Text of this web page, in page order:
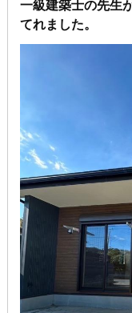
一級建築士の先生
てれました。